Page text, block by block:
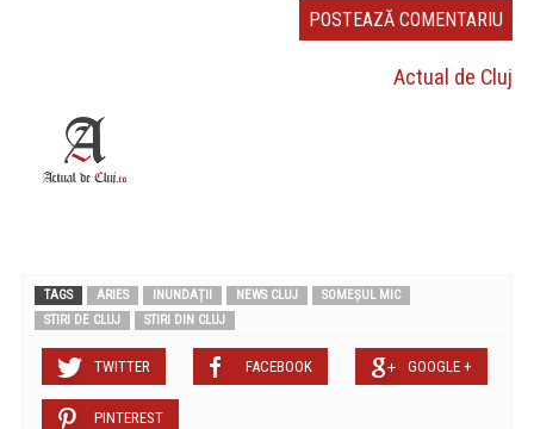
Actual de Cluj
TAGS ARIES INUNDAȚII NEWS CLUJ
SOMEȘUL MIC
STIRI DE CLUJ
STIRI DIN CLUJ
TWITTER FACEBOOK GOOGLE +
PINTEREST